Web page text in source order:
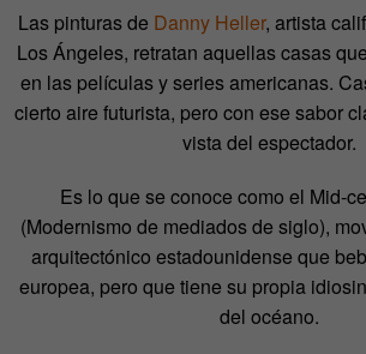
Las pinturas de Danny Heller, artista
Los Ángeles, retratan aquellas casas
en las películas y series americanas.
cierto aire futurista, pero con ese sabor
vista del espectador.
Es lo que se conoce como el Mid-
(Modernismo de mediados de siglo),
arquitectónico estadounidense que
europea, pero que tiene su propia
del océano.